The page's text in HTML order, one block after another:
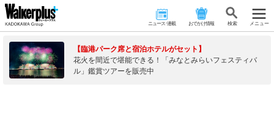
ニュース･連載 おでかけ情報 検 索 メニュー
【臨港パーク席と宿泊ホテルがセット】
花火を間近で堪能できる！「みなとみらいフェスティバ
ル」鑑賞ツアーを販売中